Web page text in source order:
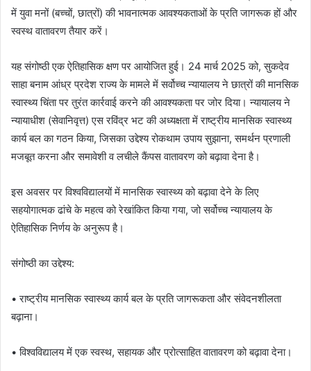
में युवा मनों (बच्चों, छात्रों) की भावनात्मक आवश्यकताओं के प्रति जागरूक हों और
स्वस्थ वातावरण तैयार करें।
यह संगोष्ठी एक ऐतिहासिक क्षण पर आयोजित हुई। 24 मार्च 2025 को, सुकदेव
साहा बनाम आंध्र प्रदेश राज्य के मामले में सर्वोच्च न्यायालय ने छात्रों की मानसिक
स्वास्थ्य चिंता पर तुरंत कार्रवाई करने की आवश्यकता पर जोर दिया। न्यायालय ने
न्यायाधीश (सेवानिवृत्त) एस रविंद्र भट की अध्यक्षता में राष्ट्रीय मानसिक स्वास्थ्य
कार्य बल का गठन किया, जिसका उद्देश्य रोकथाम उपाय सुझाना, समर्थन प्रणाली
मजबूत करना और समावेशी व लचीले कैंपस वातावरण को बढ़ावा देना है।
इस अवसर पर विश्वविद्यालयों में मानसिक स्वास्थ्य को बढ़ावा देने के लिए
सहयोगात्मक ढांचे के महत्व को रेखांकित किया गया, जो सर्वोच्च न्यायालय के
ऐतिहासिक निर्णय के अनुरूप है।
संगोष्ठी का उद्देश्य:
• राष्ट्रीय मानसिक स्वास्थ्य कार्य बल के प्रति जागरूकता और संवेदनशीलता
बढ़ाना।
• विश्वविद्यालय में एक स्वस्थ, सहायक और प्रोत्साहित वातावरण को बढ़ावा देना।